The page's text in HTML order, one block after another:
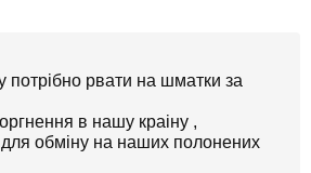
потрібно рвати на шматки за
в нашу краіну ,
для обміну на наших полонених